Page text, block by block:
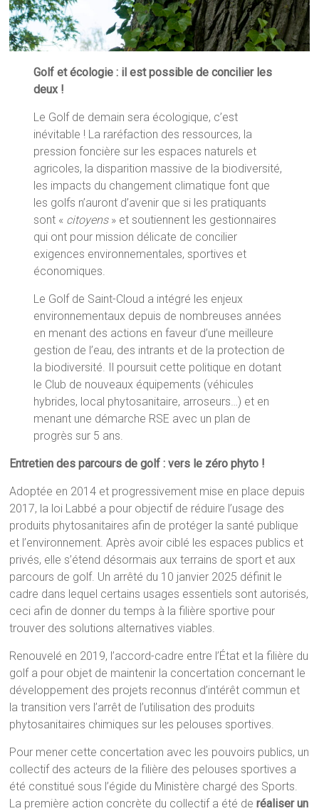
Golf et écologie : il est possible de concilier les
deux !
Le Golf de demain sera écologique, c’est
inévitable ! La raréfaction des ressources, la
pression foncière sur les espaces naturels et
agricoles, la disparition massive de la biodiversité,
les impacts du changement climatique font que
les golfs n’auront d’avenir que si les pratiquants
sont « citoyens» et soutiennent les gestionnaires
qui ont pour mission délicate de concilier
exigences environnementales, sportives et
économiques.
Le Golf de Saint-Cloud a intégré les enjeux
environnementaux depuis de nombreuses années
en menant des actions en faveur d’une meilleure
gestion de l’eau, des intrants et de la protection de
la biodiversité. Il poursuit cette politique en dotant
le Club de nouveaux équipements (véhicules
hybrides, local phytosanitaire, arroseurs…) et en
menant une démarche RSE avec un plan de
progrès sur 5 ans.
Entretien des parcours de golf : vers le zéro phyto !
Adoptée en 2014 et progressivement mise en place depuis
2017, la loi Labbé a pour objectif de réduire l’usage des
produits phytosanitaires afin de protéger la santé publique
et l’environnement. Après avoir ciblé les espaces publics et
privés, elle s’étend désormais aux terrains de sport et aux
parcours de golf. Un arrêté du 10 janvier 2025 définit le
cadre dans lequel certains usages essentiels sont autorisés,
ceci afin de donner du temps à la filière sportive pour
trouver des solutions alternatives viables.
Renouvelé en 2019, l’accord-cadre entre l’État et la filière du
golf a pour objet de maintenir la concertation concernant le
développement des projets reconnus d’intérêt commun et
la transition vers l’arrêt de l’utilisation des produits
phytosanitaires chimiques sur les pelouses sportives.
Pour mener cette concertation avec les pouvoirs publics, un
collectif des acteurs de la filière des pelouses sportives a
été constitué sous l’égide du Ministère chargé des Sports.
La première action concrète du collectif a été deréaliser un